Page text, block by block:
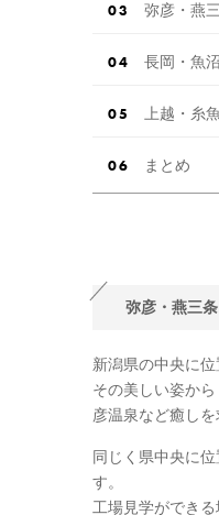
弥彦・燕
長岡・魚
上越・糸
まとめ
弥彦・燕三
新潟県の中央に
その美しい姿か
彦温泉など癒し
同じく県中央に
す。
工場見学ができ